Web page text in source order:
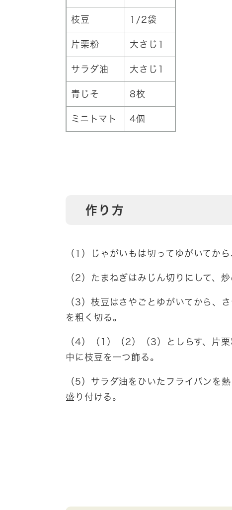
枝豆 1/2袋
片栗粉 大さじ1
サラダ油 大さじ1
青じそ 8枚
ミニトマト 4個
作り方
（1）じゃがいもは切ってゆがいてから
（2）たまねぎはみじん切りにして、炒
（3）枝豆はさやごとゆがいてから、
を粗く切る。
（4）（1）（2）（3）としらす、片
中に枝豆を一つ飾る。
（5）サラダ油をひいたフライパンを
盛り付ける。